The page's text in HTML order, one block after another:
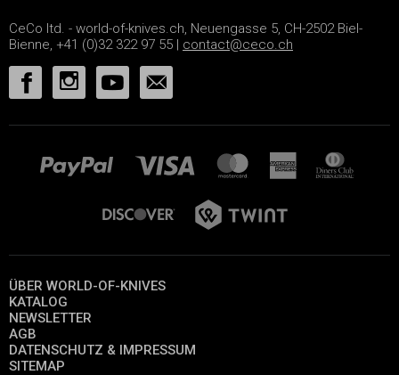
CeCo ltd. - world-of-knives.ch, Neuengasse 5, CH-2502 Biel-
Bienne, +41 (0)32 322 97 55 | contact@ceco.ch
ÜBER WORLD-OF-KNIVES
KATALOG
NEWSLETTER
AGB
DATENSCHUTZ & IMPRESSUM
SITEMAP